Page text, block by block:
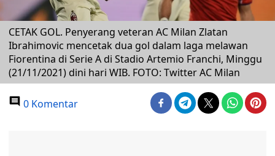
CETAK GOL. Penyerang veteran AC Milan Zlatan
Ibrahimovic mencetak dua gol dalam laga melawan
Fiorentina di Serie A di Stadio Artemio Franchi, Minggu
(21/11/2021) dini hari WIB. FOTO: Twitter AC Milan
0 Komentar